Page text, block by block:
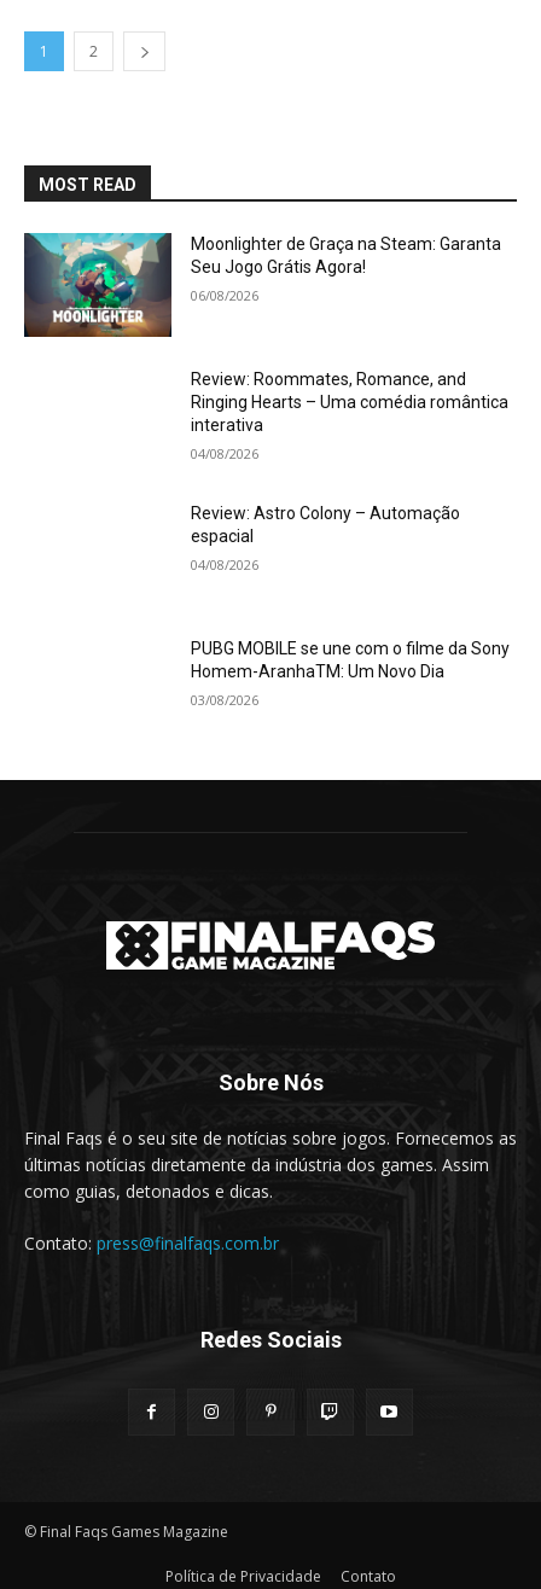
1 2
MOST READ
Moonlighter de Graça na Steam: Garanta
Seu Jogo Grátis Agora!
06/08/2026
Review: Roommates, Romance, and
Ringing Hearts – Uma comédia romântica
interativa
04/08/2026
Review: Astro Colony – Automação
espacial
04/08/2026
PUBG MOBILE se une com o filme da Sony
Homem-AranhaTM: Um Novo Dia
03/08/2026
Sobre Nós
Final Faqs é o seu site de notícias sobre jogos. Fornecemos as
últimas notícias diretamente da indústria dos games. Assim
como guias, detonados e dicas.
Contato: press@finalfaqs.com.br
Redes Sociais
© Final Faqs Games Magazine
Política de Privacidade Contato